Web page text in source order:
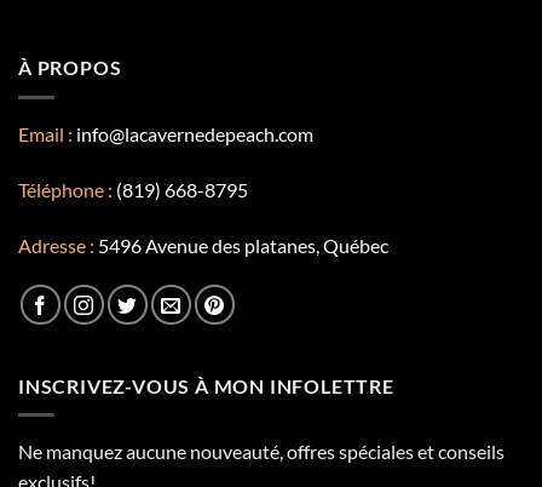
plusieurs
variations.
options
être
la
page
du
options
la
À PROPOS
Email : info@lacavernedepeach.com
Téléphone : (819) 668-8795
Adresse : 5496 Avenue des platanes, Québec
INSCRIVEZ-VOUS À MON INFOLETTRE
Ne manquez aucune nouveauté, offres spéciales et conseils
exclusifs!